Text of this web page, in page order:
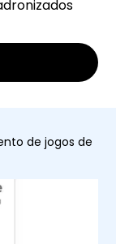
de jogos de